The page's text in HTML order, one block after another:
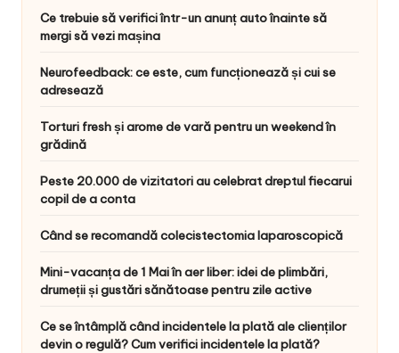
Ce trebuie să verifici într-un anunț auto înainte să
mergi să vezi mașina
Neurofeedback: ce este, cum funcționează și cui se
adresează
Torturi fresh și arome de vară pentru un weekend în
grădină
Peste 20.000 de vizitatori au celebrat dreptul fiecarui
copil de a conta
Când se recomandă colecistectomia laparoscopică
Mini-vacanța de 1 Mai în aer liber: idei de plimbări,
drumeții și gustări sănătoase pentru zile active
Ce se întâmplă când incidentele la plată ale clienților
devin o regulă? Cum verifici incidentele la plată?